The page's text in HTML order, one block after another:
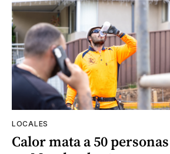
LOCALES
Calor mata a 50 personas